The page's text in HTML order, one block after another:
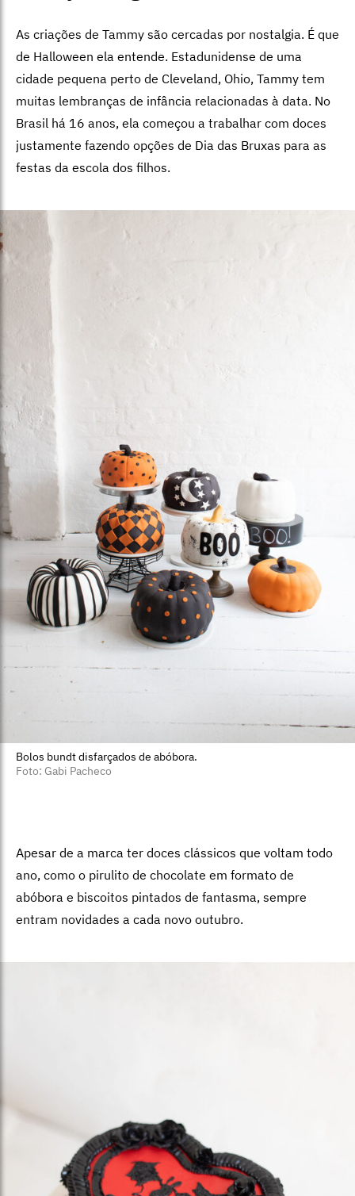
As criações de Tammy são cercadas por nostalgia. É que
de Halloween ela entende. Estadunidense de uma
cidade pequena perto de Cleveland, Ohio, Tammy tem
muitas lembranças de infância relacionadas à data. No
Brasil há 16 anos, ela começou a trabalhar com doces
justamente fazendo opções de Dia das Bruxas para as
festas da escola dos filhos.
Bolos bundt disfarçados de abóbora.
Foto: Gabi Pacheco
Apesar de a marca ter doces clássicos que voltam todo
ano, como o pirulito de chocolate em formato de
abóbora e biscoitos pintados de fantasma, sempre
entram novidades a cada novo outubro.